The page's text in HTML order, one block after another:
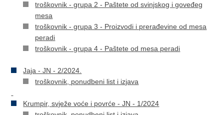
troškovnik - grupa 2 - Paštete od svinjskog i goveđeg
mesa
troškovnik - grupa 3 - Proizvodi i prerađevine od mesa
peradi
troškovnik - grupa 4 - Paštete od mesa peradi
Jaja - JN - 2/2024.
troškovnik, ponudbeni list i izjava
Krumpir, svježe voće i povrće - JN - 1/2024